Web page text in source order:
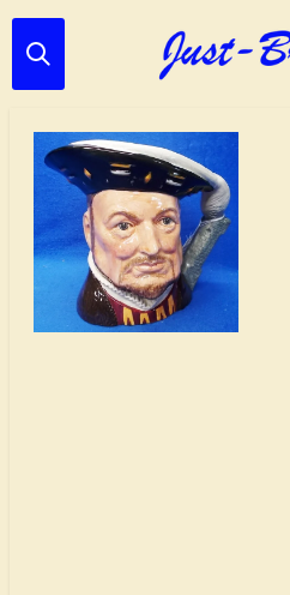
Ga
direct
hoofdinhoud